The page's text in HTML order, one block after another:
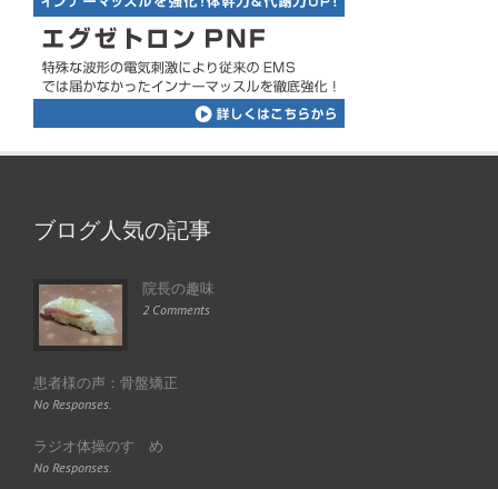
ブログ人気の記事
院長の趣味
2 Comments
患者様の声：骨盤矯正
No Responses.
ラジオ体操のすゝめ
No Responses.